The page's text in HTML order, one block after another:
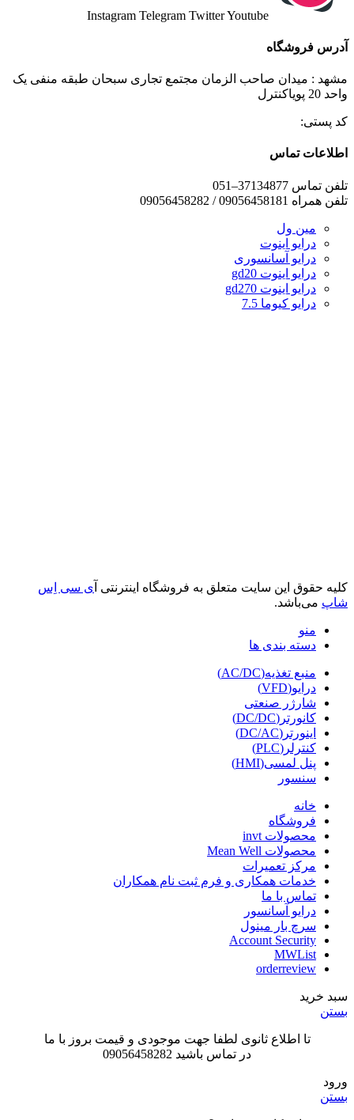
Instagram Telegram TwitterYoutube
آدرس فروشگاه
مشهد : میدان صاحب الزمان مجتمع تجاری سبحان طبقه منفی یک
واحد 20 پویاکنترل
کد پستی:
اطلاعات تماس
تلفن تماس 37134877–051
تلفن همراه 09056458181 / 09056458282
مین ول
درایو اینوت
درایو آسانسوری
درایو اینوت gd20
درایو اینوت gd270
درایو کیوما 7.5
کلیه حقوق این سایت متعلق به فروشگاه اینترنتی آ ی سی اِس
شاپ می‌باشد.
منو
دسته بندی ها
منبع تغذیه(AC/DC)
درایو(VFD)
شارژر صنعتی
کانورتر(DC/DC)
اینورتر(DC/AC)
کنترلر(PLC)
پنل لمسی(HMI)
سنسور
خانه
فروشگاه
محصولات invt
محصولات Mean Well
مرکز تعمیرات
خدمات همکاری و فرم ثبت نام همکاران
تماس با ما
درایو آسانسور
سرچ بار مینول
Account Security
MWList
orderreview
سبد خرید
بستن
تا اطلاع ثانوی لطفا جهت موجودی و قیمت بروز با ما
در تماس باشید 09056458282
ورود
بستن